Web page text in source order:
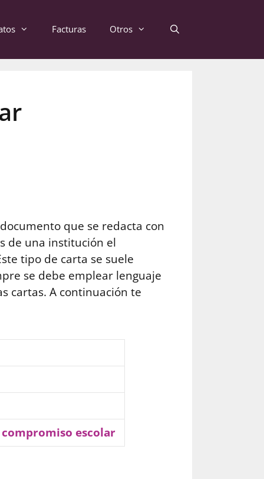
Facturas Otros
que se redacta con
de una institución el
tipo de carta se suele
se debe emplear lenguaje
cartas. A continuación te
escolar